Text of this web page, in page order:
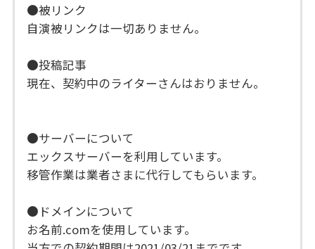
●被リンク
自演被リンクは一切ありません。
●投稿記事
現在、契約中のライターさんはおりません。
●サーバーについて
エックスサーバーを利用しています。
移管作業は業者さまに代行してもらいます。
●ドメインについて
お名前.comを使用しています。